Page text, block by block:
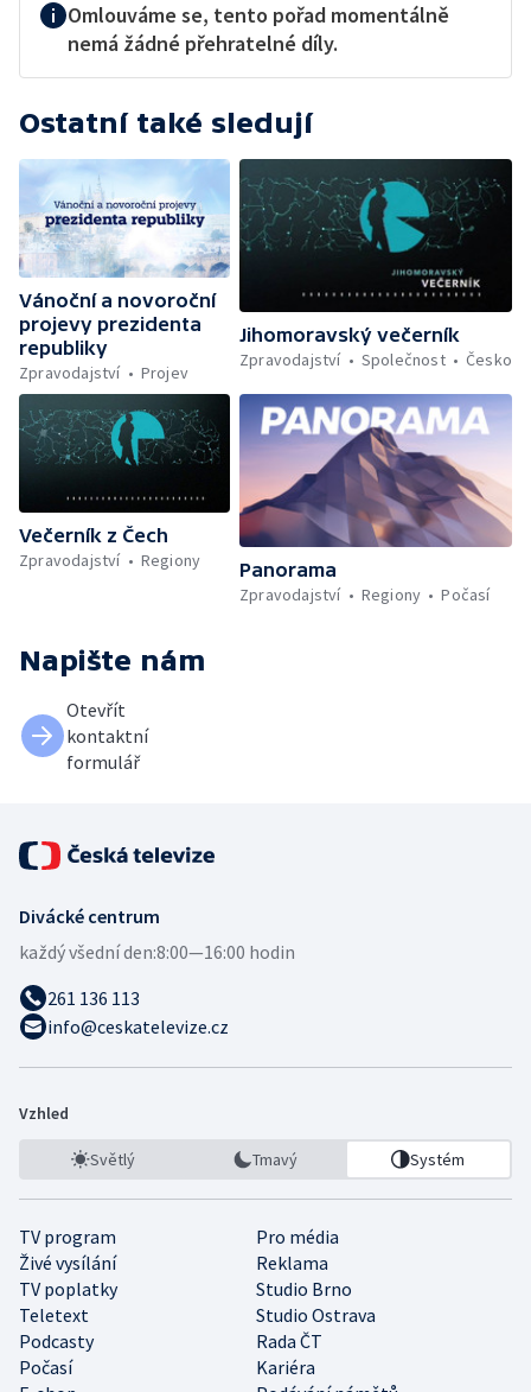
Omlouváme se, tento pořad momentálně
nemá žádné přehratelné díly.
Ostatní také sledují
Vánoční a novoroční
projevy prezidenta
republiky
Zpravodajství
Projev
Jihomoravský večerník
Zpravodajství
Společnost Česko
Večerník z Čech
Zpravodajství
Regiony
Panorama
Zpravodajství
Regiony Počasí
Napište nám
Otevřít
kontaktní
formulář
Divácké centrum
každý všední den:8:00—16:00 hodin
261 136 113
info@ceskatelevize.cz
Vzhled
Světlý Tmavý Systém
TV program
Pro média
Živé vysílání
Reklama
TV poplatky
Studio Brno
Teletext
Studio Ostrava
Podcasty
Rada ČT
Počasí
Kariéra